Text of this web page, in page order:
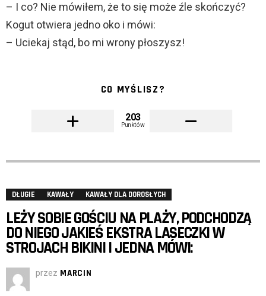
– I co? Nie mówiłem, że to się może źle skończyć?
Kogut otwiera jedno oko i mówi:
– Uciekaj stąd, bo mi wrony płoszysz!
CO MYŚLISZ?
203
Punktów
DŁUGIE KAWAŁY KAWAŁY DLA DOROSŁYCH
LEŻY SOBIE GOŚCIU NA PLAŻY, PODCHODZĄ
DO NIEGO JAKIEŚ EKSTRA LASECZKI W
STROJACH BIKINI I JEDNA MÓWI:
przez MARCIN